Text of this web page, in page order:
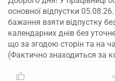
основної відпустки
бажання взяти відпустку
календарних днів без
що за згодою сторін та на
(Фактично знаходиться за